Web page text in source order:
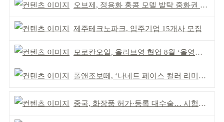
오브제, 정용화 홍콩 모델 발탁 중화권 공략 강화
제주테크노파크, 입주기업 15개사 모집
모로칸오일, 올리브영 협업 8월 ‘올영픽’ 선정
폴앤조보떼, ‘나네트 페이스 컬러 리미티드’ 출시
중국, 화장품 허가·등록 대수술… 시험자료 공용 허용